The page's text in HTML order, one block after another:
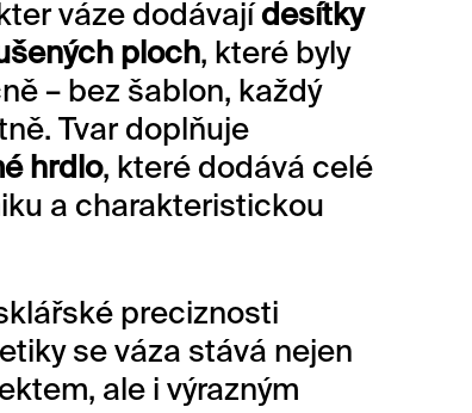
váze dodávají desítky
ploch, které byly
– bez šablon, každý
Tvar doplňuje
hrdlo, které dodává celé
a charakteristickou
preciznosti
se váza stává nejen
ale i výrazným